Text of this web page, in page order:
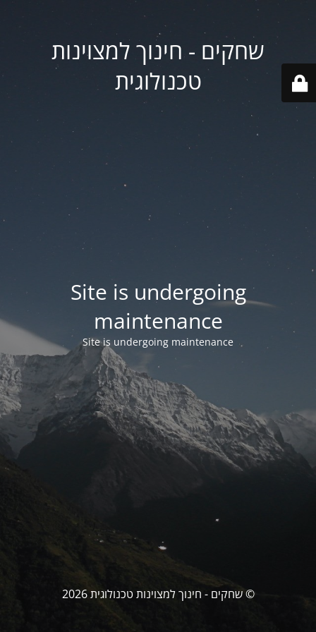
שחקים - חינוך למצוינות
טכנולוגית
Site is undergoing
maintenance
Site is undergoing maintenance
© שחקים - חינוך למצוינות טכנולוגית 2026